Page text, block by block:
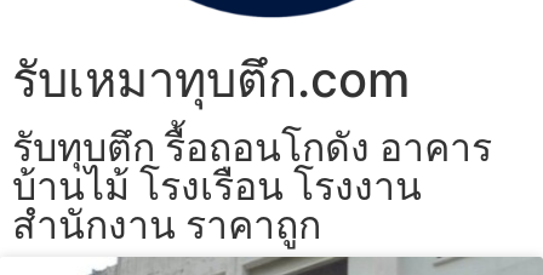
รับเหมาทุบตึก.com
รับทุบตึก รื้อถอนโกดัง อาคาร
บ้านไม้ โรงเรือน โรงงาน
สำนักงาน ราคาถูก